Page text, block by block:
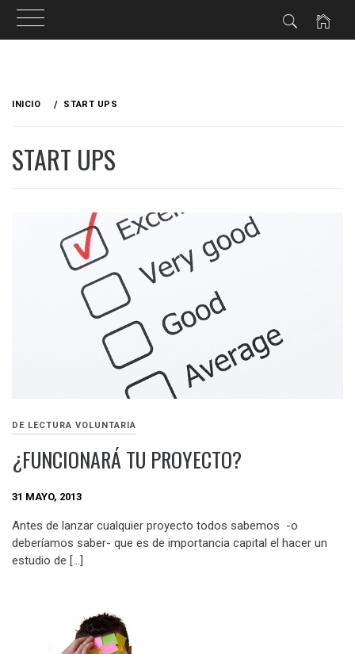
INICIO START UPS
START UPS
DE LECTURA VOLUNTARIA
¿FUNCIONARÁ TU PROYECTO?
31 MAYO, 2013
Antes de lanzar cualquier proyecto todos sabemos -o
deberíamos saber- que es de importancia capital el hacer un
estudio de […]